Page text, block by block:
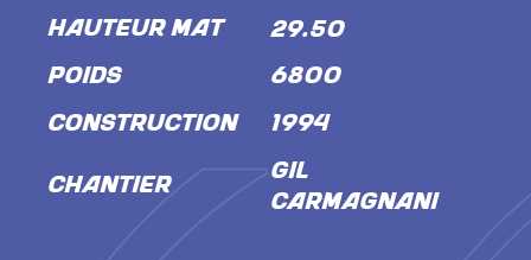
POIDS 6800
CONSTRUCTION 1994
CHANTIER
Gil
Carmagnani
HAUTEUR MÂT 29.50